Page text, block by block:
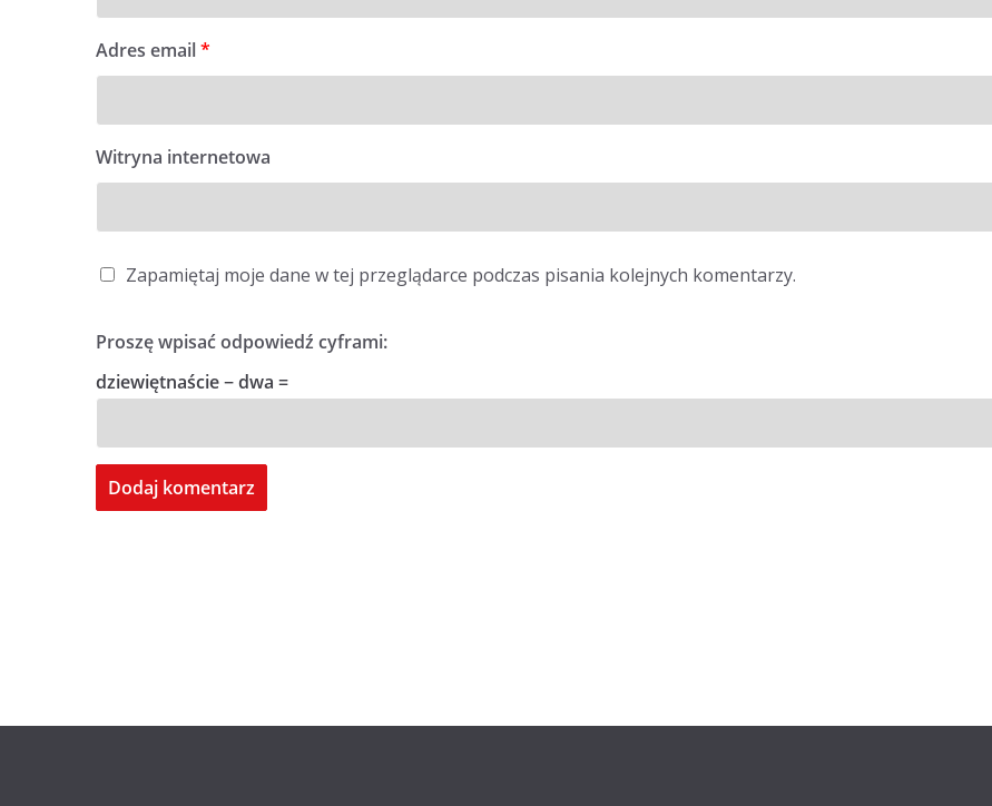
Adres email*
Witryna internetowa
Zapamiętaj moje dane w tej przeglądarce podczas pisania kolejnych komentarzy.
Proszę wpisać odpowiedź cyframi:
dziewiętnaście − dwa =